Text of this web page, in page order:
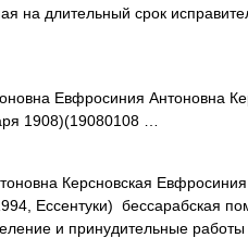
на длительный срок
Евфросиния Антоновна
1908)(19080108 …
Керсновская Евфросиния
Ессентуки) бессарабская
и принудительные